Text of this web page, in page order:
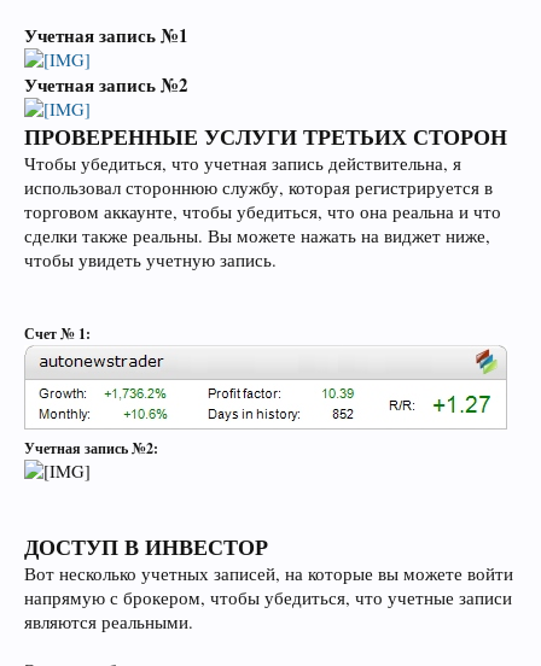
Учетная запись №1
Учетная запись №2
ПРОВЕРЕННЫЕ УСЛУГИ ТРЕТЬИХ СТОРОН
Чтобы убедиться, что учетная запись действительна, я
использовал стороннюю службу, которая регистрируется в
торговом аккаунте, чтобы убедиться, что она реальна и что
сделки также реальны. Вы можете нажать на виджет ниже,
чтобы увидеть учетную запись.
Счет № 1:
Учетная запись №2:
ДОСТУП В ИНВЕСТОР
Вот несколько учетных записей, на которые вы можете войти
напрямую с брокером, чтобы убедиться, что учетные записи
являются реальными.